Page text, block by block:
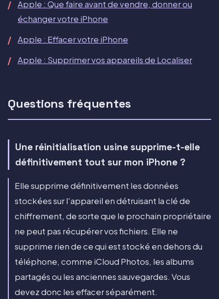
Apple : Que faire avant de vendre, donner ou
échanger votre iPhone
Apple : Effacer votre iPhone
Apple : Supprimer vos appareils de Localiser
Questions fréquentes
Une réinitialisation usine supprime-t-elle
définitivement tout sur mon iPhone ?
Elle supprime définitivement les données
stockées sur l'appareil en détruisant la clé de
chiffrement, de sorte que le prochain propriétaire
ne peut pas récupérer vos fichiers. Elle ne
supprime rien de ce qui est stocké en dehors du
téléphone, comme iCloud Photos, les albums
partagés ou les anciennes sauvegardes. Vous
devez donc les effacer séparément.